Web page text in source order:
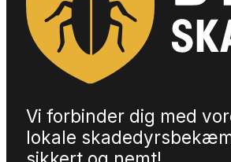
Vi forbinder dig med
lokale